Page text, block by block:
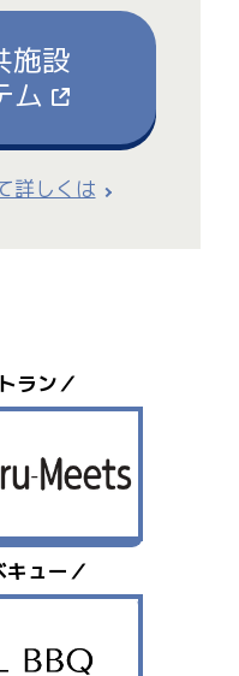
施設
ム
詳しくは
ラン／
ュー／